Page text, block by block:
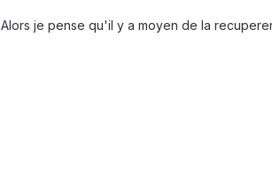
Alors je pense qu'il y a moyen de la